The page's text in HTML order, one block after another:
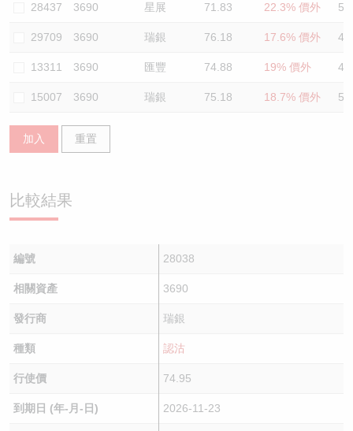
28437 3690 星展 71.83 22.3% 價外
29709 3690 瑞銀 76.18 17.6% 價外
13311 3690 匯豐 74.88 19% 價外
15007 3690 瑞銀 75.18 18.7% 價外
加入 重置
比較結果
編號 28038
相關資產 3690
發行商 瑞銀
種類 認沽
行使價 74.95
到期日 (年-月-日) 2026-11-23